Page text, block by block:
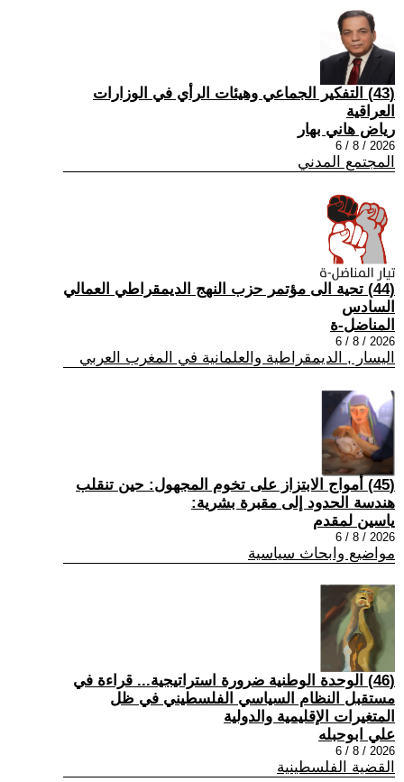
(43) التفكير الجماعي وهيئات الرأي في الوزارات
العراقية
رياض هاني بهار
2026 / 8 / 6
المجتمع المدني
(44) تحية الى مؤتمر حزب النهج الديمقراطي العمالي
السادس
المناضل-ة
2026 / 8 / 6
اليسار , الديمقراطية والعلمانية في المغرب العربي
(45) أمواج الابتزاز على تخوم المجهول: حين تنقلب
هندسة الحدود إلى مقبرة بشرية:
ياسين لمقدم
2026 / 8 / 6
مواضيع وابحاث سياسية
(46) الوحدة الوطنية ضرورة استراتيجية... قراءة في
مستقبل النظام السياسي الفلسطيني في ظل
المتغيرات الإقليمية والدولية
علي ابوحبله
2026 / 8 / 6
القضية الفلسطينية